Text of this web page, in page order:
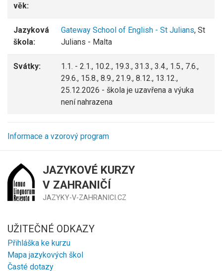
věk:
Jazyková
škola:
Gateway School of English - St Julians, St
Julians - Malta
Svátky:
1.1. - 2.1., 10.2., 19.3., 31.3., 3.4., 1.5., 7.6.,
29.6., 15.8., 8.9., 21.9., 8.12., 13.12.,
25.12.2026 - škola je uzavřena a výuka
není nahrazena
Informace a vzorový program
JAZYKOVÉ KURZY
V ZAHRANIČÍ
JAZYKY-V-ZAHRANICI.CZ
UŽITEČNÉ ODKAZY
Přihláška ke kurzu
Mapa jazykových škol
Časté dotazy